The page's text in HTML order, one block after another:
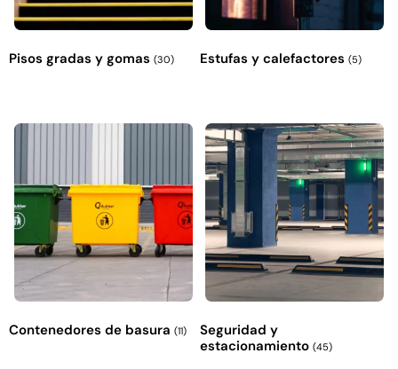
Pisos gradas y gomas (30) Estufas y calefactores (5)
Contenedores de basura (11)
Seguridad y
estacionamiento (45)